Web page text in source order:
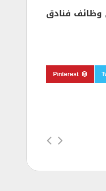
وظائف فنادق
Pinterest